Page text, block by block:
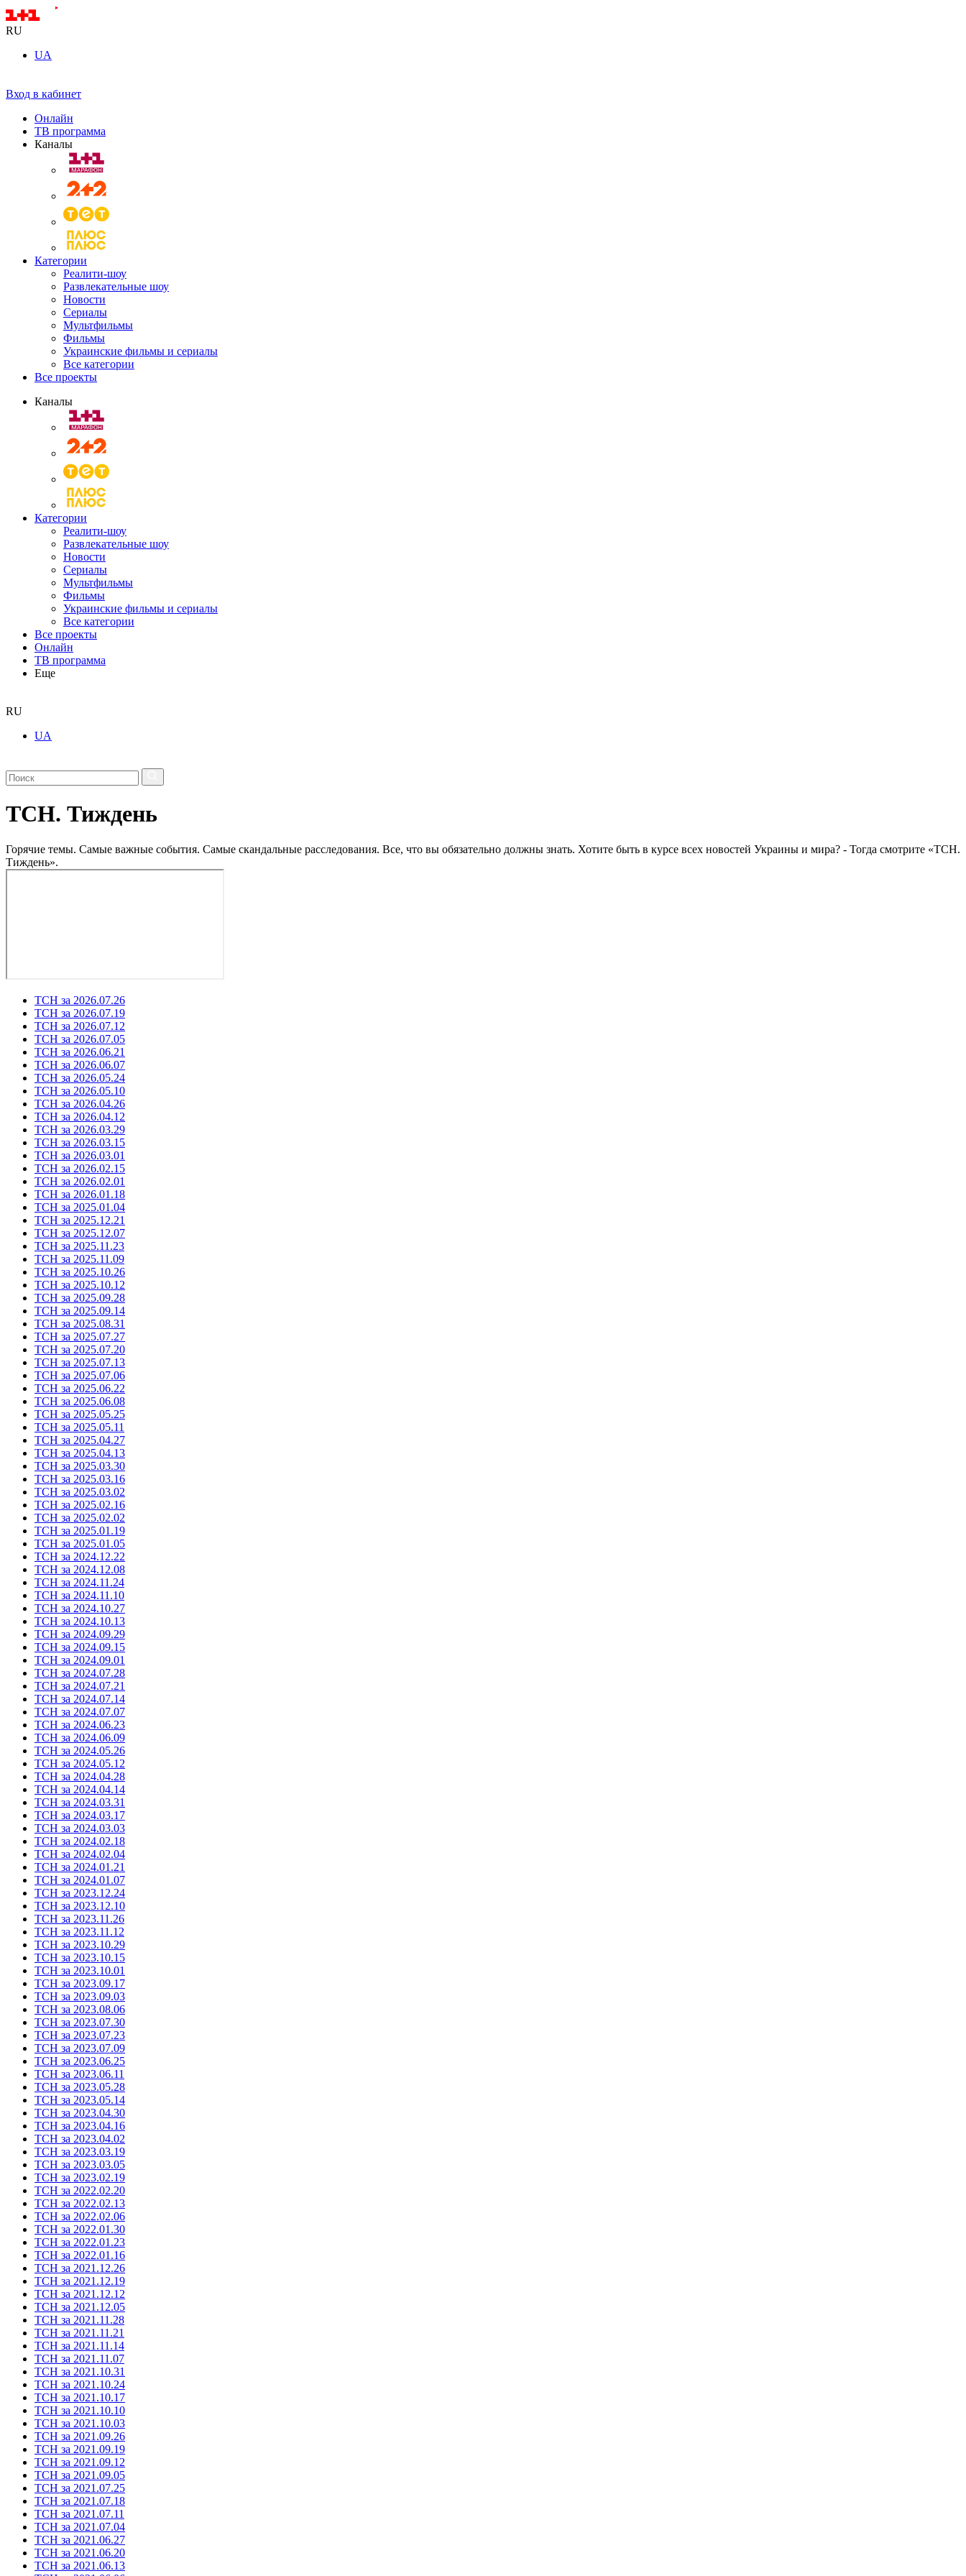
RU
UA
Вход в кабинет
Онлайн
ТВ программа
Каналы
Категории
Реалити-шоу
Развлекательные шоу
Новости
Сериалы
Мультфильмы
Фильмы
Украинские фильмы и сериалы
Все категории
Все проекты
Каналы
Категории
Реалити-шоу
Развлекательные шоу
Новости
Сериалы
Мультфильмы
Фильмы
Украинские фильмы и сериалы
Все категории
Все проекты
Онлайн
ТВ программа
Еще
RU
UA
ТСН. Тиждень
Горячие темы. Самые важные события. Самые скандальные расследования. Все, что вы обязательно должны знать. Хотите быть в курсе всех новостей Украины и мира? - Тогда смотрите «ТСН.
Тиждень».
ТСН за 2026.07.26
ТСН за 2026.07.19
ТСН за 2026.07.12
ТСН за 2026.07.05
ТСН за 2026.06.21
ТСН за 2026.06.07
ТСН за 2026.05.24
ТСН за 2026.05.10
ТСН за 2026.04.26
ТСН за 2026.04.12
ТСН за 2026.03.29
ТСН за 2026.03.15
ТСН за 2026.03.01
ТСН за 2026.02.15
ТСН за 2026.02.01
ТСН за 2026.01.18
ТСН за 2025.01.04
ТСН за 2025.12.21
ТСН за 2025.12.07
ТСН за 2025.11.23
ТСН за 2025.11.09
ТСН за 2025.10.26
ТСН за 2025.10.12
ТСН за 2025.09.28
ТСН за 2025.09.14
ТСН за 2025.08.31
ТСН за 2025.07.27
ТСН за 2025.07.20
ТСН за 2025.07.13
ТСН за 2025.07.06
ТСН за 2025.06.22
ТСН за 2025.06.08
ТСН за 2025.05.25
ТСН за 2025.05.11
ТСН за 2025.04.27
ТСН за 2025.04.13
ТСН за 2025.03.30
ТСН за 2025.03.16
ТСН за 2025.03.02
ТСН за 2025.02.16
ТСН за 2025.02.02
ТСН за 2025.01.19
ТСН за 2025.01.05
ТСН за 2024.12.22
ТСН за 2024.12.08
ТСН за 2024.11.24
ТСН за 2024.11.10
ТСН за 2024.10.27
ТСН за 2024.10.13
ТСН за 2024.09.29
ТСН за 2024.09.15
ТСН за 2024.09.01
ТСН за 2024.07.28
ТСН за 2024.07.21
ТСН за 2024.07.14
ТСН за 2024.07.07
ТСН за 2024.06.23
ТСН за 2024.06.09
ТСН за 2024.05.26
ТСН за 2024.05.12
ТСН за 2024.04.28
ТСН за 2024.04.14
ТСН за 2024.03.31
ТСН за 2024.03.17
ТСН за 2024.03.03
ТСН за 2024.02.18
ТСН за 2024.02.04
ТСН за 2024.01.21
ТСН за 2024.01.07
ТСН за 2023.12.24
ТСН за 2023.12.10
ТСН за 2023.11.26
ТСН за 2023.11.12
ТСН за 2023.10.29
ТСН за 2023.10.15
ТСН за 2023.10.01
ТСН за 2023.09.17
ТСН за 2023.09.03
ТСН за 2023.08.06
ТСН за 2023.07.30
ТСН за 2023.07.23
ТСН за 2023.07.09
ТСН за 2023.06.25
ТСН за 2023.06.11
ТСН за 2023.05.28
ТСН за 2023.05.14
ТСН за 2023.04.30
ТСН за 2023.04.16
ТСН за 2023.04.02
ТСН за 2023.03.19
ТСН за 2023.03.05
ТСН за 2023.02.19
ТСН за 2022.02.20
ТСН за 2022.02.13
ТСН за 2022.02.06
ТСН за 2022.01.30
ТСН за 2022.01.23
ТСН за 2022.01.16
ТСН за 2021.12.26
ТСН за 2021.12.19
ТСН за 2021.12.12
ТСН за 2021.12.05
ТСН за 2021.11.28
ТСН за 2021.11.21
ТСН за 2021.11.14
ТСН за 2021.11.07
ТСН за 2021.10.31
ТСН за 2021.10.24
ТСН за 2021.10.17
ТСН за 2021.10.10
ТСН за 2021.10.03
ТСН за 2021.09.26
ТСН за 2021.09.19
ТСН за 2021.09.12
ТСН за 2021.09.05
ТСН за 2021.07.25
ТСН за 2021.07.18
ТСН за 2021.07.11
ТСН за 2021.07.04
ТСН за 2021.06.27
ТСН за 2021.06.20
ТСН за 2021.06.13